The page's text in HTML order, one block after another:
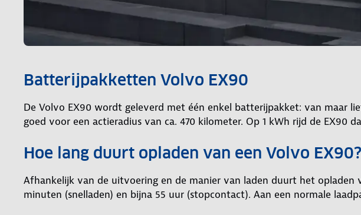
Batterijpakketten Volvo EX90
De Volvo EX90 wordt geleverd met één enkel batterijpakket: van maar
goed voor een actieradius van ca. 470 kilometer. Op 1 kWh rijd de EX90
Hoe lang duurt opladen van een Volvo EX90?
Afhankelijk van de uitvoering en de manier van laden duurt het opladen
minuten (snelladen) en bijna 55 uur (stopcontact). Aan een normale